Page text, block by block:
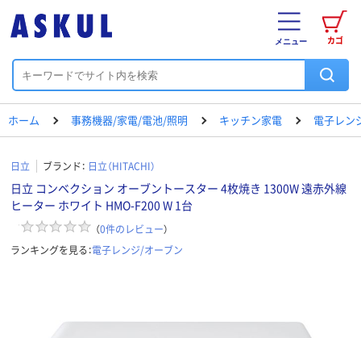
カゴ
メニュー
ホーム 事務機器/家電/電池/照明 キッチン家電 電子レン
日立 ブランド： 日立（HITACHI）
日立 コンベクション オーブントースター 4枚焼き 1300W 遠赤外線
ヒーター ホワイト HMO-F200 W 1台
（0件のレビュー）
ランキングを見る：電子レンジ/オーブン